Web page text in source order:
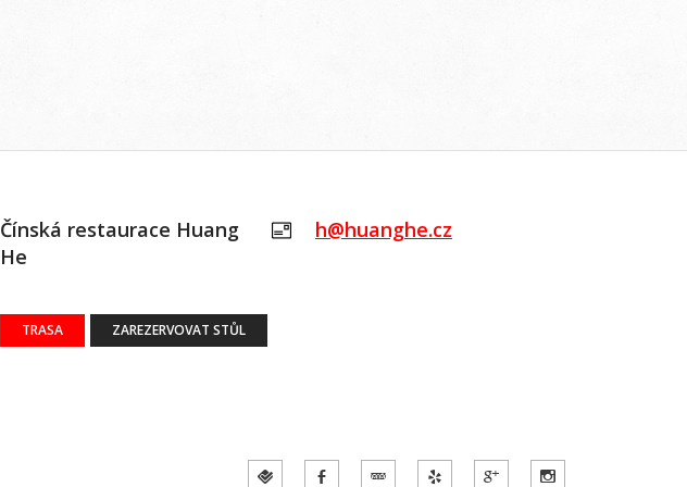
Čínská restaurace Huang
He
h@huanghe.cz
TRASA ZAREZERVOVAT STŮL